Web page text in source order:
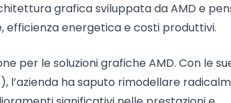
grafica sviluppata da AMD e
energetica e costi produttivi.
per le soluzioni grafiche AMD. Con le
l’azienda ha saputo rimodellare